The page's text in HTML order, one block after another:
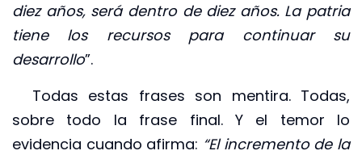
diez años, será dentro de diez años. La patria
tiene los recursos para continuar su
desarrollo”.
Todas estas frases son mentira. Todas,
sobre todo la frase final. Y el temor lo
evidencia cuando afirma: “El incremento de la